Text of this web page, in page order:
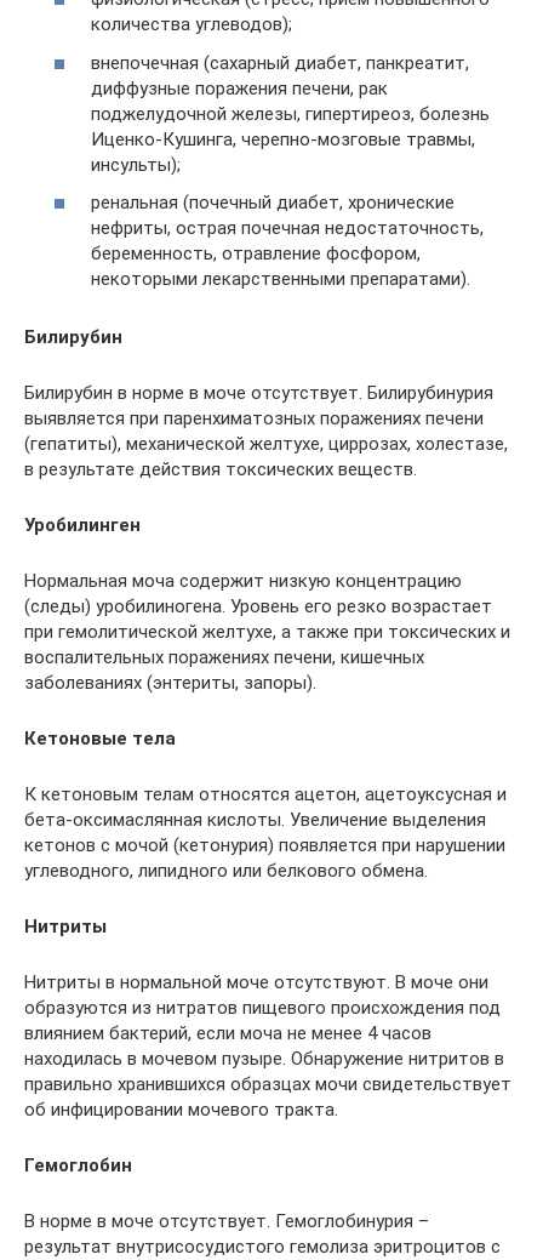
количества углеводов);
внепочечная (сахарный диабет, панкреатит,
диффузные поражения печени, рак
поджелудочной железы, гипертиреоз, болезнь
Иценко-Кушинга, черепно-мозговые травмы,
инсульты);
ренальная (почечный диабет, хронические
нефриты, острая почечная недостаточность,
беременность, отравление фосфором,
некоторыми лекарственными препаратами).
Билирубин
Билирубин в норме в моче отсутствует. Билирубинурия
выявляется при паренхиматозных поражениях печени
(гепатиты), механической желтухе, циррозах, холестазе,
в результате действия токсических веществ.
Уробилинген
Нормальная моча содержит низкую концентрацию
(следы) уробилиногена. Уровень его резко возрастает
при гемолитической желтухе, а также при токсических и
воспалительных поражениях печени, кишечных
заболеваниях (энтериты, запоры).
Кетоновые тела
К кетоновым телам относятся ацетон, ацетоуксусная и
бета-оксимаслянная кислоты. Увеличение выделения
кетонов с мочой (кетонурия) появляется при нарушении
углеводного, липидного или белкового обмена.
Нитриты
Нитриты в нормальной моче отсутствуют. В моче они
образуются из нитратов пищевого происхождения под
влиянием бактерий, если моча не менее 4 часов
находилась в мочевом пузыре. Обнаружение нитритов в
правильно хранившихся образцах мочи свидетельствует
об инфицировании мочевого тракта.
Гемоглобин
В норме в моче отсутствует. Гемоглобинурия –
результат внутрисосудистого гемолиза эритроцитов с